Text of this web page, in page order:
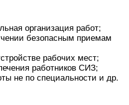
организация работ;
безопасным приемам
рабочих мест;
работников СИЗ;
не по специальности и др.